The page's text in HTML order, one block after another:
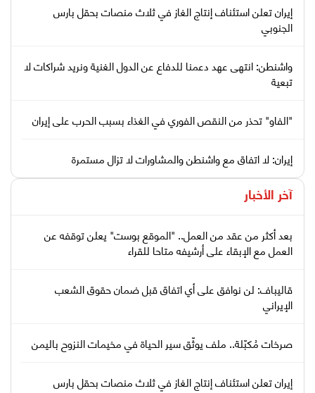
إيران تعلن استئناف إنتاج الغاز في ثلاث منصات بحقل بارس
الجنوبي
واشنطن: انتهى عهد دعمنا للدفاع عن الدول الغنية ونريد شراكات لا
تبعية
"الفاو" تحذر من النقص الفوري في الغذاء بسبب الحرب على إيران
إيران: لا اتفاق مع واشنطن والمشاورات لا تزال مستمرة
آخر الأخبار
بعد أكثر من عقد من العمل.. "الموقع بوست" يعلن توقفه عن
العمل مع الإبقاء على أرشيفه متاحا للقراء
قاليباف: لن نوافق على أي اتفاق قبل ضمان حقوق الشعب
الإيراني
صرخات مُكبّلة.. ملف يوثّق سير الحياة في مخيمات النزوح باليمن
إيران تعلن استئناف إنتاج الغاز في ثلاث منصات بحقل بارس